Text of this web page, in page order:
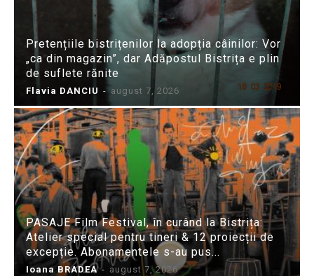
Pretențiile bistrițenilor la adopția câinilor: Vor
„ca din magazin”, dar Adăpostul Bistrița e plin
de suflete rănite
Flavia DANCIU - august 7, 2026
PASAJE Film Festival, în curând la Bistrița:
Atelier special pentru tineri & 12 proiecții de
excepție. Abonamentele s-au pus...
Ioana BRADEA - august 7, 2026